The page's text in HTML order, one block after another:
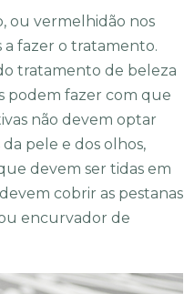
ou vermelhidão nos
a fazer o tratamento.
tratamento de beleza
podem fazer com que
não devem optar
pele e dos olhos,
devem ser tidas em
cobrir as pestanas
encurvador de